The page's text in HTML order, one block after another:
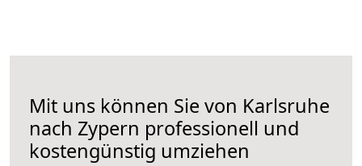
Mit uns können Sie von Karlsruhe
nach Zypern professionell und
kostengünstig umziehen